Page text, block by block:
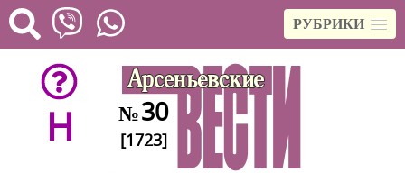
РУБРИКИ
H №30
[1723]